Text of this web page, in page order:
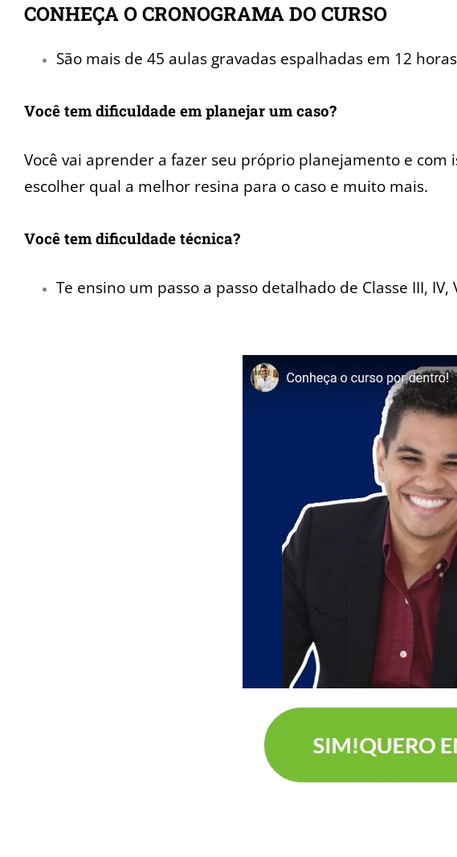
CONHEÇA O CRONOGRAMA DO CURSO
São mais de 45 aulas gravadas espalhadas em 12
Você tem dificuldade em planejar um caso?
Você vai aprender a fazer seu próprio planejamento e com
escolher qual a melhor resina para o caso e muito mais.
Você tem dificuldade técnica?
Te ensino um passo a passo detalhado de Classe III,